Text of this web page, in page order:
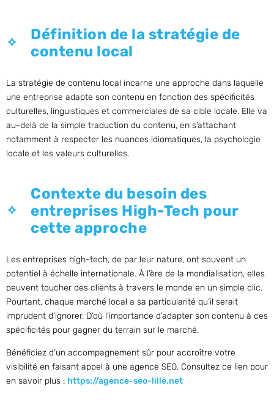
Définition de la stratégie de
contenu local
La stratégie de contenu local incarne une approche dans laquelle
une entreprise adapte son contenu en fonction des spécificités
culturelles, linguistiques et commerciales de sa cible locale. Elle va
au-delà de la simple traduction du contenu, en s’attachant
notamment à respecter les nuances idiomatiques, la psychologie
locale et les valeurs culturelles.
Contexte du besoin des
entreprises High-Tech pour
cette approche
Les entreprises high-tech, de par leur nature, ont souvent un
potentiel à échelle internationale. À l’ère de la mondialisation, elles
peuvent toucher des clients à travers le monde en un simple clic.
Pourtant, chaque marché local a sa particularité qu’il serait
imprudent d’ignorer. D’où l’importance d’adapter son contenu à ces
spécificités pour gagner du terrain sur le marché.
Bénéficiez d’un accompagnement sûr pour accroître votre
visibilité en faisant appel à une agence SEO. Consultez ce lien pour
en savoir plus : https://agence-seo-lille.net